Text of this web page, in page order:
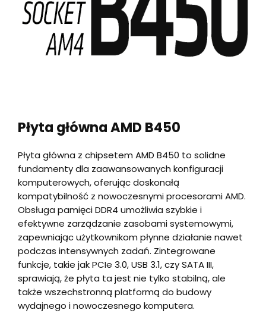
Płyta główna AMD B450
Płyta główna z chipsetem AMD B450 to solidne
fundamenty dla zaawansowanych konfiguracji
komputerowych, oferując doskonałą
kompatybilność z nowoczesnymi procesorami AMD.
Obsługa pamięci DDR4 umożliwia szybkie i
efektywne zarządzanie zasobami systemowymi,
zapewniając użytkownikom płynne działanie nawet
podczas intensywnych zadań. Zintegrowane
funkcje, takie jak PCIe 3.0, USB 3.1, czy SATA III,
sprawiają, że płyta ta jest nie tylko stabilną, ale
także wszechstronną platformą do budowy
wydajnego i nowoczesnego komputera.